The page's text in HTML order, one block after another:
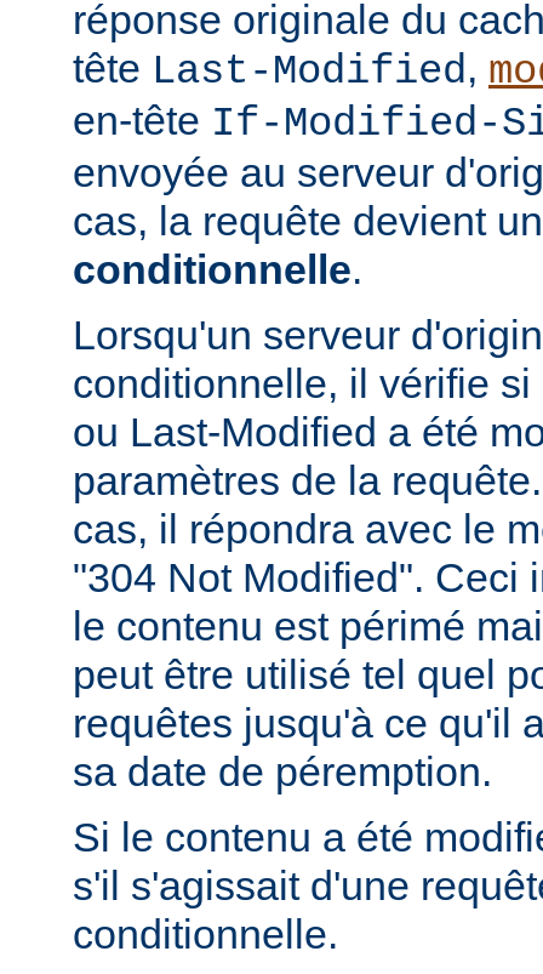
réponse originale du
tête Last-Modified,
en-tête If-Modified-
envoyée au serveur
cas, la requête devient
conditionnelle.
Lorsqu'un serveur
conditionnelle, il vérifie
ou Last-Modified a été
paramètres de la
cas, il répondra avec le
"304 Not Modified". Ceci
le contenu est périmé
peut être utilisé tel quel
requêtes jusqu'à ce qu'il
sa date de péremption.
Si le contenu a été
s'il s'agissait d'une
conditionnelle.